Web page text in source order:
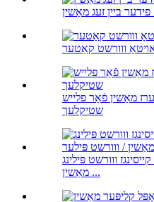
ביין זעג מאַשין
אויטאָ ווורשט קאַטער
מאַשין פֿאַר פלייש
שטיקלעך
ווורשט פּילינג
מאַשין ...